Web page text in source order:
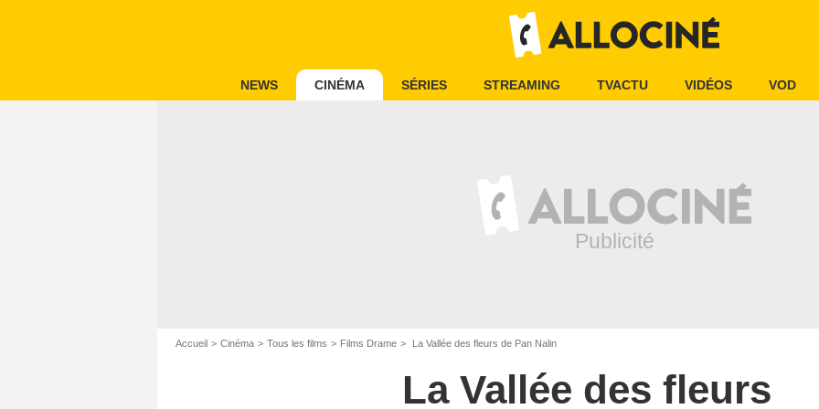
NEWS CINÉMA SÉRIES STREAMING TVACTU VIDÉOS VOD
Accueil Cinéma Tous les films Films Drame La Vallée des fleurs de Pan Nalin
La Vallée des fleurs